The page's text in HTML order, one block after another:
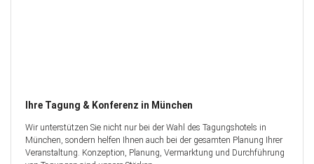
Ihre Tagung & Konferenz in München
Wir unterstützen Sie nicht nur bei der Wahl des Tagungshotels in
München, sondern helfen Ihnen auch bei der gesamten Planung Ihrer
Veranstaltung. Konzeption, Planung, Vermarktung und Durchführung